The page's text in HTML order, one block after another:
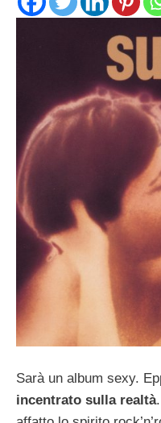
Sarà un album sexy.
incentrato sulla realtà